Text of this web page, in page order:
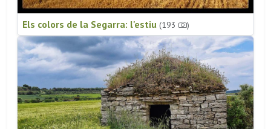
Els colors de la Segarra: l'estiu (193 )